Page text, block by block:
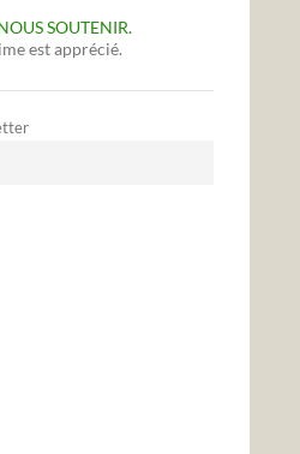
SOUTENIR.
est apprécié.